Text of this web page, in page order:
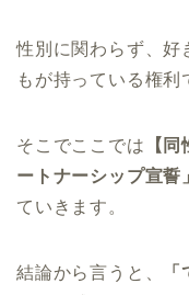
性別に関わらず、好
もが持っている権利
そこでここでは 【
ートナーシップ宣誓
ていきます。
結論から言うと、